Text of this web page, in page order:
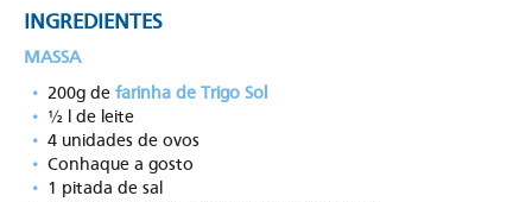
INGREDIENTES
MASSA
200g de farinha de Trigo Sol
½ l de leite
4 unidades de ovos
Conhaque a gosto
1 pitada de sal